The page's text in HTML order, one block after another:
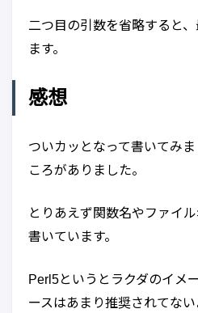
二つ目の引数を省略すると
ます。
感想
ついカッとなって書いてみ
ころがありました。
とりあえず関数名やファイ
書いています。
Perl5というとラクダのイメ
ースはあまり推奨されてな